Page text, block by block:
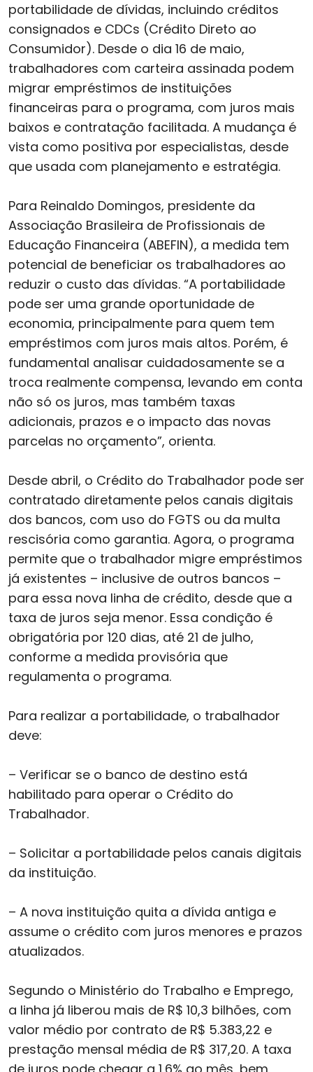
portabilidade de dívidas, incluindo créditos
consignados e CDCs (Crédito Direto ao
Consumidor). Desde o dia 16 de maio,
trabalhadores com carteira assinada podem
migrar empréstimos de instituições
financeiras para o programa, com juros mais
baixos e contratação facilitada. A mudança é
vista como positiva por especialistas, desde
que usada com planejamento e estratégia.
Para Reinaldo Domingos, presidente da
Associação Brasileira de Profissionais de
Educação Financeira (ABEFIN), a medida tem
potencial de beneficiar os trabalhadores ao
reduzir o custo das dívidas. “A portabilidade
pode ser uma grande oportunidade de
economia, principalmente para quem tem
empréstimos com juros mais altos. Porém, é
fundamental analisar cuidadosamente se a
troca realmente compensa, levando em conta
não só os juros, mas também taxas
adicionais, prazos e o impacto das novas
parcelas no orçamento”, orienta.
Desde abril, o Crédito do Trabalhador pode ser
contratado diretamente pelos canais digitais
dos bancos, com uso do FGTS ou da multa
rescisória como garantia. Agora, o programa
permite que o trabalhador migre empréstimos
já existentes – inclusive de outros bancos –
para essa nova linha de crédito, desde que a
taxa de juros seja menor. Essa condição é
obrigatória por 120 dias, até 21 de julho,
conforme a medida provisória que
regulamenta o programa.
Para realizar a portabilidade, o trabalhador
deve:
– Verificar se o banco de destino está
habilitado para operar o Crédito do
Trabalhador.
– Solicitar a portabilidade pelos canais digitais
da instituição.
– A nova instituição quita a dívida antiga e
assume o crédito com juros menores e prazos
atualizados.
Segundo o Ministério do Trabalho e Emprego,
a linha já liberou mais de R$ 10,3 bilhões, com
valor médio por contrato de R$ 5.383,22 e
prestação mensal média de R$ 317,20. A taxa